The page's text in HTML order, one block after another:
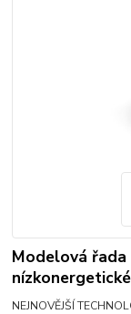
Modelová
NEJNOVĚJŠÍ